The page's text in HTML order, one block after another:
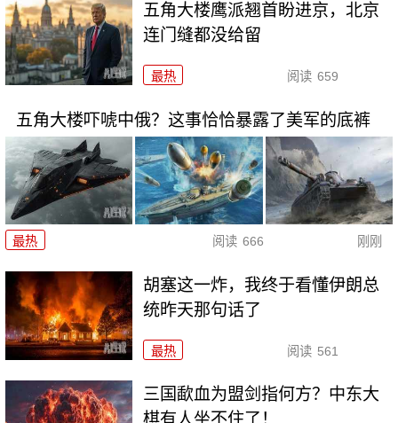
五角大楼鹰派翘首盼进京，北京
连门缝都没给留
最热 阅读 659
五角大楼吓唬中俄？这事恰恰暴露了美军的底裤
最热 阅读 666 刚刚
胡塞这一炸，我终于看懂伊朗总
统昨天那句话了
最热 阅读 561
三国歃血为盟剑指何方？中东大